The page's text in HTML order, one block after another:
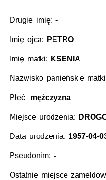
Drugie imię:-
Imię ojca: PETRO
Imię matki: KSENIA
Nazwisko panieńskie
Płeć: mężczyzna
Miejsce urodzenia:
Data urodzenia: 1957-04-
Pseudonim: -
Ostatnie miejsce